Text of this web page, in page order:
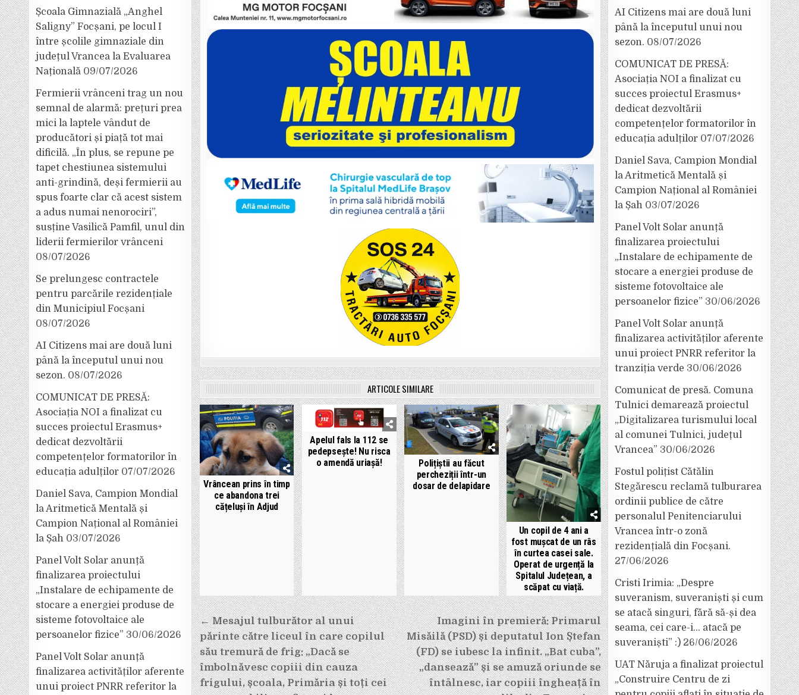
ARTICOLE SIMILARE
Vrâncean prins în timp
ce abandona trei
cățeluși în Adjud
Apelul fals la 112 se
pedepsește! Nu risca
o amendă uriașă!
Polițiștii au făcut
percheziții într-un
dosar de delapidare
Un copil de 4 ani a
fost mușcat de un râs
în curtea casei sale.
Operat de urgență la
Spitalul Județean, a
scăpat cu viață.
Navigare
în
articole
Imagini în premieră: Primarul
Misăilă (PSD) și deputatul Ion Ștefan
(FD) se iubesc la infinit. „Bat cuba”,
„dansează” și se amuză oriunde se
întâlnesc, iar copiii îngheață în
← Mesajul tulburător al unui
părinte către liceul în care copilul
său tremură de frig: „Dacă se
îmbolnăvesc copiii din cauza
frigului, școala, Primăria și toți cei
Școala Gimnazială „Anghel
Saligny” Focșani, pe locul I
între școlile gimnaziale din
județul Vrancea la Evaluarea
Națională 09/07/2026
Fermierii vrânceni trag un nou
semnal de alarmă: prețuri prea
mici la laptele vândut de
producători și piață tot mai
dificilă. „În plus, se repune pe
tapet chestiunea sistemului
anti-grindină, deși fermierii au
spus foarte clar că acest sistem
a adus numai nenorociri”,
susține Vasilică Pamfil, unul din
liderii fermierilor vrânceni
08/07/2026
Se prelungesc contractele
pentru parcările rezidențiale
din Municipiul Focșani
08/07/2026
AI Citizens mai are două luni
până la începutul unui nou
sezon. 08/07/2026
COMUNICAT DE PRESĂ:
Asociația NOI a finalizat cu
succes proiectul Erasmus+
dedicat dezvoltării
competențelor formatorilor în
educația adulților 07/07/2026
Daniel Sava, Campion Mondial
la Aritmetică Mentală și
Campion Național al României
la Șah 03/07/2026
Panel Volt Solar anunță
finalizarea proiectului
„Instalare de echipamente de
stocare a energiei produse de
sisteme fotovoltaice ale
persoanelor fizice” 30/06/2026
Panel Volt Solar anunță
finalizarea activităților aferente
unui proiect PNRR referitor la
AI Citizens mai are două luni
până la începutul unui nou
sezon. 08/07/2026
COMUNICAT DE PRESĂ:
Asociația NOI a finalizat cu
succes proiectul Erasmus+
dedicat dezvoltării
competențelor formatorilor în
educația adulților 07/07/2026
Daniel Sava, Campion Mondial
la Aritmetică Mentală și
Campion Național al României
la Șah 03/07/2026
Panel Volt Solar anunță
finalizarea proiectului
„Instalare de echipamente de
stocare a energiei produse de
sisteme fotovoltaice ale
persoanelor fizice” 30/06/2026
Panel Volt Solar anunță
finalizarea activităților aferente
unui proiect PNRR referitor la
tranziția verde 30/06/2026
Comunicat de presă. Comuna
Tulnici demarează proiectul
„Digitalizarea turismului local
al comunei Tulnici, județul
Vrancea” 30/06/2026
Fostul polițist Cătălin
Stegărescu reclamă tulburarea
ordinii publice de către
personalul Penitenciarului
Vrancea într-o zonă
rezidențială din Focșani.
27/06/2026
Cristi Irimia: „Despre
suveranism, suveraniști și cum
se atacă singuri, fără să-și dea
seama, cei care-i… atacă pe
suveraniști” :) 26/06/2026
UAT Năruja a finalizat proiectul
„Construire Centru de zi